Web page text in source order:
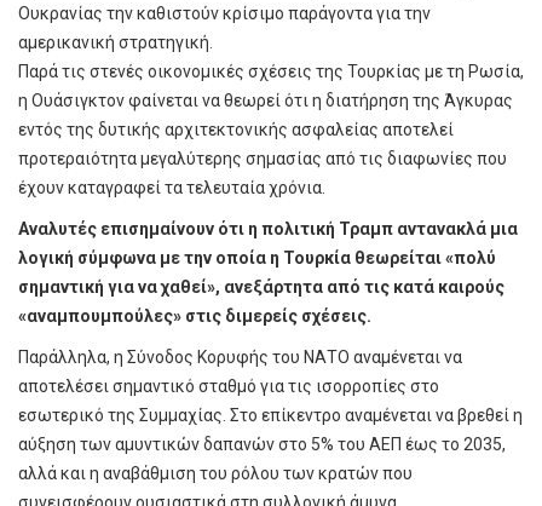
Ουκρανίας την καθιστούν κρίσιμο παράγοντα για την
αμερικανική στρατηγική.
Παρά τις στενές οικονομικές σχέσεις της Τουρκίας με τη Ρωσία,
η Ουάσιγκτον φαίνεται να θεωρεί ότι η διατήρηση της Άγκυρας
εντός της δυτικής αρχιτεκτονικής ασφαλείας αποτελεί
προτεραιότητα μεγαλύτερης σημασίας από τις διαφωνίες που
έχουν καταγραφεί τα τελευταία χρόνια.
Αναλυτές επισημαίνουν ότι η πολιτική Τραμπ αντανακλά μια
λογική σύμφωνα με την οποία η Τουρκία θεωρείται «πολύ
σημαντική για να χαθεί», ανεξάρτητα από τις κατά καιρούς
«αναμπουμπούλες» στις διμερείς σχέσεις.
Παράλληλα, η Σύνοδος Κορυφής του ΝΑΤΟ αναμένεται να
αποτελέσει σημαντικό σταθμό για τις ισορροπίες στο
εσωτερικό της Συμμαχίας. Στο επίκεντρο αναμένεται να βρεθεί η
αύξηση των αμυντικών δαπανών στο 5% του ΑΕΠ έως το 2035,
αλλά και η αναβάθμιση του ρόλου των κρατών που